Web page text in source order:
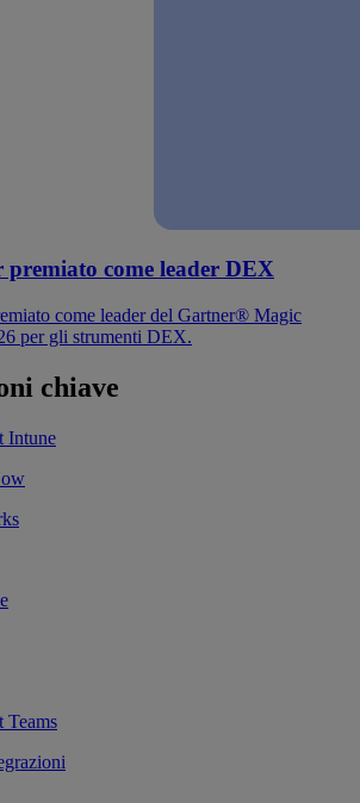
premiato come leader DEX
come leader del Gartner® Magic
per gli strumenti DEX.
chiave
Intune
Teams